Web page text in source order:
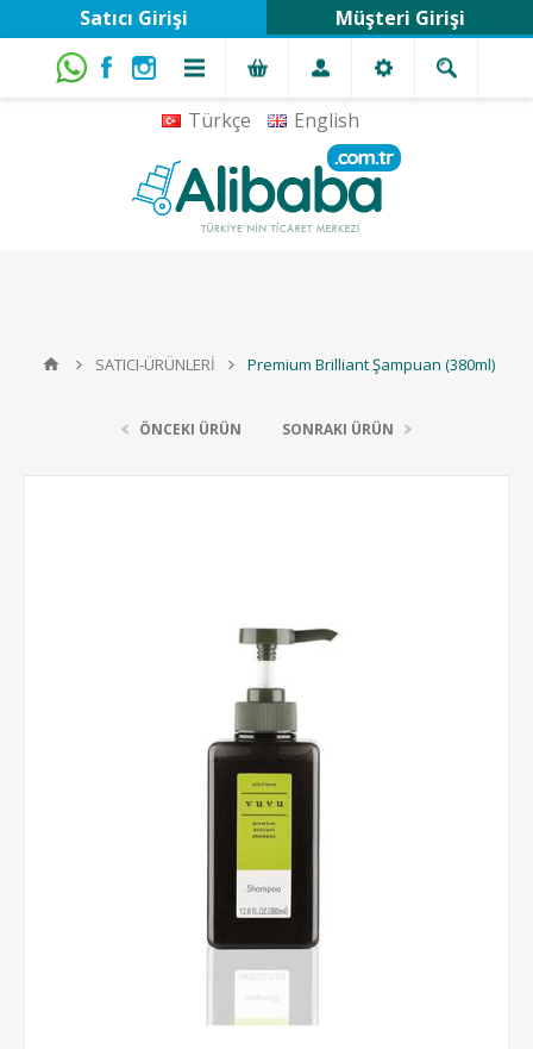
Türkçe English
Satıcı Girişi Müşteri Girişi
SATICI-ÜRÜNLERİ Premium Brilliant Şampuan (380ml)
ÖNCEKI ÜRÜN SONRAKI ÜRÜN